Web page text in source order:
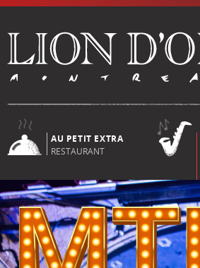
AU PETIT EXTRA
RESTAURANT